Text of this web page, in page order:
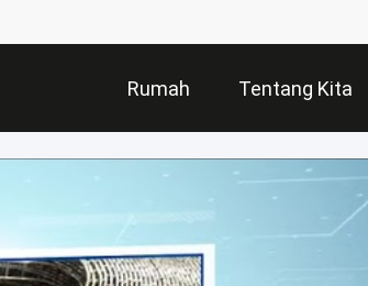
Rumah Tentang Kita